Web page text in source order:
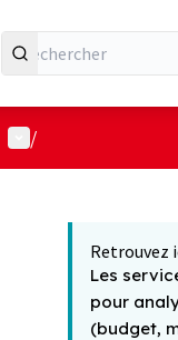
Menu utilisateur
/
Retrouvez
Les
pour
(budget,